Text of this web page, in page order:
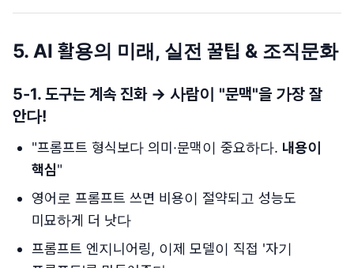
5. AI 활용의 미래, 실전 꿀팁 & 조직문화
5-1. 도구는 계속 진화 → 사람이 "문맥"을 가장 잘
안다!
"프롬프트 형식보다 의미·문맥이 중요하다. 내용이
핵심"
영어로 프롬프트 쓰면 비용이 절약되고 성능도
미묘하게 더 낫다
프롬프트 엔지니어링, 이제 모델이 직접 '자기